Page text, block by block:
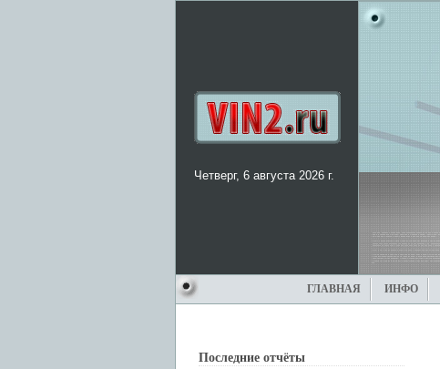
Четверг, 6 августа 2026 г.
ГЛАВНАЯ ИНФО
Последние отчёты